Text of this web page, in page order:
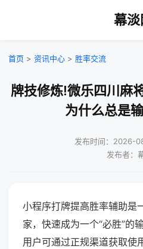
幕淡
首页 > 资讯中心 > 胜率交流
牌技修炼!微乐四川麻
为什么总是
发布时间：2026-
发布者：
小程序打牌提高胜率辅助是
家，快速成为一个“必胜”的
用户可通过正规渠道获取使